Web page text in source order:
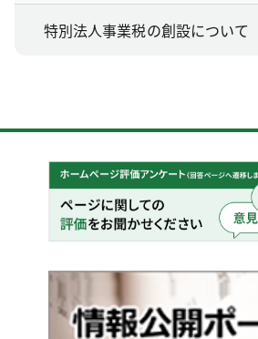
特別法人事業税の創設について